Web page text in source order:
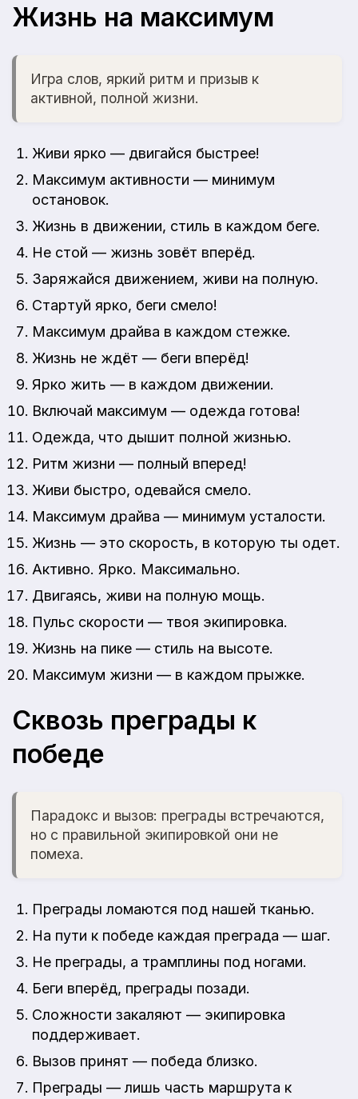
Жизнь на максимум
Игра слов, яркий ритм и призыв к
активной, полной жизни.
Живи ярко — двигайся быстрее!
Максимум активности — минимум
остановок.
Жизнь в движении, стиль в каждом беге.
Не стой — жизнь зовёт вперёд.
Заряжайся движением, живи на полную.
Стартуй ярко, беги смело!
Максимум драйва в каждом стежке.
Жизнь не ждёт — беги вперёд!
Ярко жить — в каждом движении.
Включай максимум — одежда готова!
Одежда, что дышит полной жизнью.
Ритм жизни — полный вперед!
Живи быстро, одевайся смело.
Максимум драйва — минимум усталости.
Жизнь — это скорость, в которую ты одет.
Активно. Ярко. Максимально.
Двигаясь, живи на полную мощь.
Пульс скорости — твоя экипировка.
Жизнь на пике — стиль на высоте.
Максимум жизни — в каждом прыжке.
Сквозь преграды к
победе
Парадокс и вызов: преграды встречаются,
но с правильной экипировкой они не
помеха.
Преграды ломаются под нашей тканью.
На пути к победе каждая преграда — шаг.
Не преграды, а трамплины под ногами.
Беги вперёд, преграды позади.
Сложности закаляют — экипировка
поддерживает.
Вызов принят — победа близко.
Преграды — лишь часть маршрута к